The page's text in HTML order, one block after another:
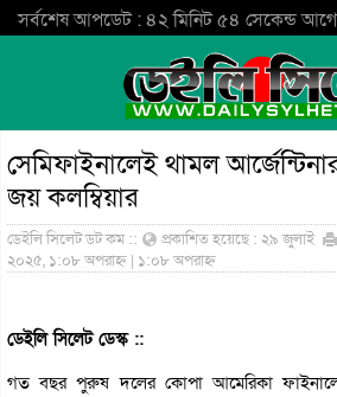
সর্বশেষ আপডেট : ৪২ মিনিট ৫৪ সেকেন্ড আগে
সেমিফাইনালেই থামল আর্জেন্টিনার
জয় কলম্বিয়ার
ডেইলি সিলেট ডট কম ::
প্রকাশিত হয়েছে : ২৯ জুলাই
২০২৫, ১:০৮ অপরাহ্ন | ১:০৮ অপরাহ্ন
ডেইলি সিলেট ডেস্ক ::
গত বছর পুরুষ দলের কোপা আমেরিকা ফাইনালে